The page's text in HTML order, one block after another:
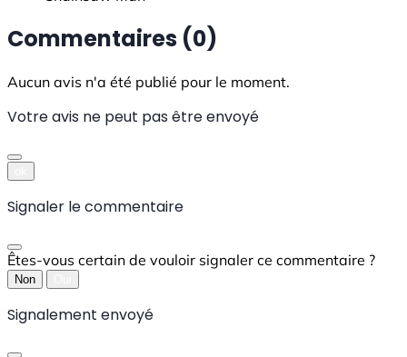
Commentaires (0)
Aucun avis n'a été publié pour le moment.
Votre avis ne peut pas être envoyé
Signaler le commentaire
Êtes-vous certain de vouloir signaler ce commentaire ?
Non
Signalement envoyé